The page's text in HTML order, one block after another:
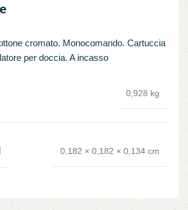
cromato. Monocomando. Cartuccia
per doccia. A incasso
0,928 kg
0,182 × 0,182 × 0,134 cm